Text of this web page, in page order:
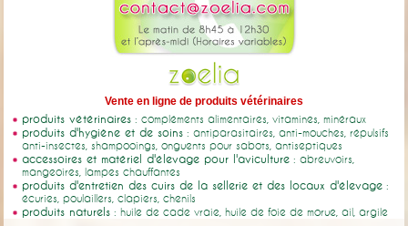
Vente en ligne de produits vétérinaires
produits vétérinaires : compléments alimentaires, vitamines, minéraux
produits d'hygiène et de soins : antiparasitaires, anti-mouches, répulsifs
anti-insectes, shampooings, onguents pour sabots, antiseptiques
accessoires et matériel d'élevage pour l'aviculture : abreuvoirs,
mangeoires, lampes chauffantes
produits d'entretien des cuirs de la sellerie et des locaux d'élevage :
écuries, poulaillers, clapiers, chenils
produits naturels : huile de cade vraie, huile de foie de morue, ail, argile